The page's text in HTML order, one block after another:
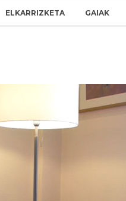
ELKARRIZKETA GAIAK